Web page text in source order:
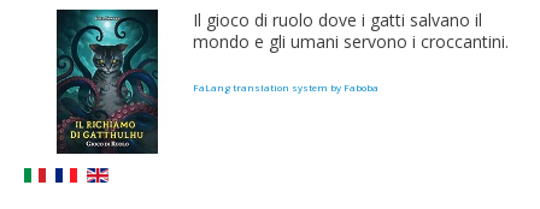
Il gioco di ruolo dove i gatti salvano il
mondo e gli umani servono i croccantini.
FaLang translation system by Faboba